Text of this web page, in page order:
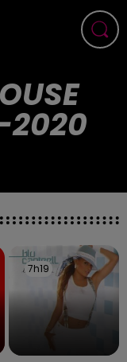
2020
7h19
7h19